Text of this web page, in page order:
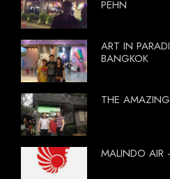
PEHN
ART IN
BANGKOK
THE
MALINDO AIR